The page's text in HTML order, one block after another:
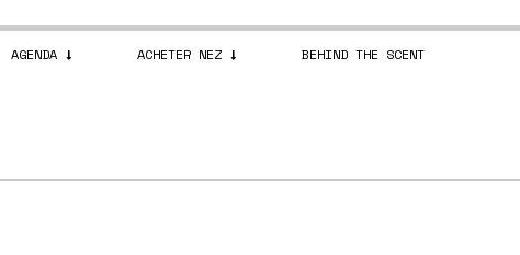
AGENDA ACHETER NEZ BEHIND THE SCENT